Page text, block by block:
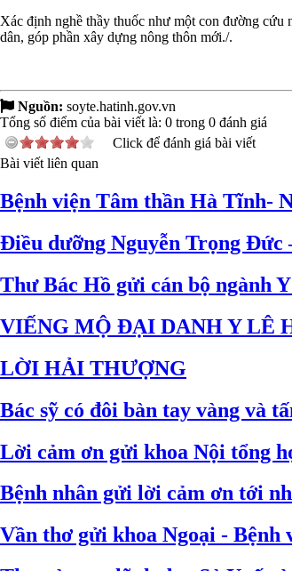
Xác định nghề thầy thuốc như một con đường cứu
dân, góp phần xây dựng nông thôn mới./.
Nguồn: soyte.hatinh.gov.vn
Tổng số điểm của bài viết là: 0 trong 0 đánh giá
Click để đánh giá bài viết
Bài viết liên quan
Bệnh viện Tâm thần Hà Tĩnh-
Điều dưỡng Nguyễn Trọng Đức
Thư Bác Hồ gửi cán bộ ngành
VIẾNG MỘ ĐẠI DANH Y LÊ
LỜI HẢI THƯỢNG
Bác sỹ có đôi bàn tay vàng và
Lời cảm ơn gửi khoa Nội tổng
Bệnh nhân gửi lời cảm ơn tới
Vần thơ gửi khoa Ngoại - Bệnh